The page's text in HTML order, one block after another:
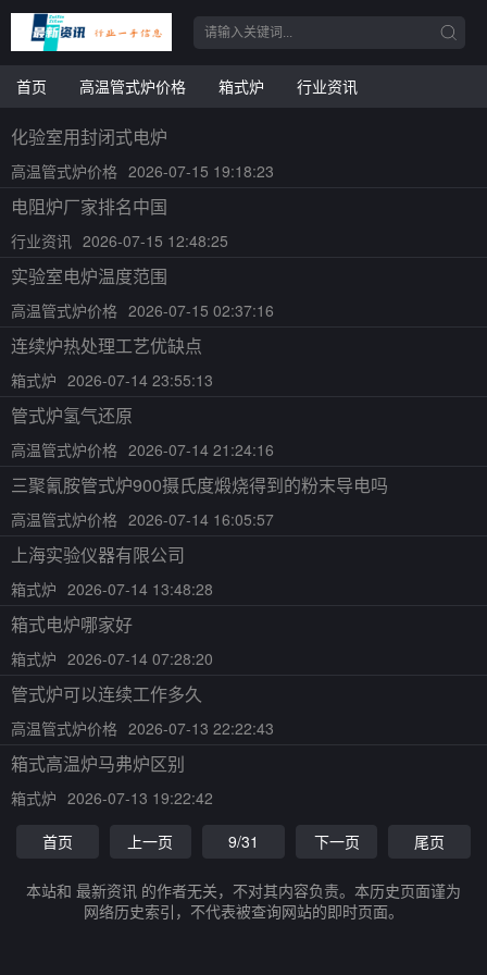
首页 高温管式炉价格 箱式炉 行业资讯
化验室用封闭式电炉
高温管式炉价格 2026-07-15 19:18:23
电阻炉厂家排名中国
行业资讯 2026-07-15 12:48:25
实验室电炉温度范围
高温管式炉价格 2026-07-15 02:37:16
连续炉热处理工艺优缺点
箱式炉 2026-07-14 23:55:13
管式炉氢气还原
高温管式炉价格 2026-07-14 21:24:16
三聚氰胺管式炉900摄氏度煅烧得到的粉末导电吗
高温管式炉价格 2026-07-14 16:05:57
上海实验仪器有限公司
箱式炉 2026-07-14 13:48:28
箱式电炉哪家好
箱式炉 2026-07-14 07:28:20
管式炉可以连续工作多久
高温管式炉价格 2026-07-13 22:22:43
箱式高温炉马弗炉区别
箱式炉 2026-07-13 19:22:42
首页
上一页 9/31 下一页 尾页
本站和 最新资讯 的作者无关，不对其内容负责。本历史页面谨为
网络历史索引，不代表被查询网站的即时页面。